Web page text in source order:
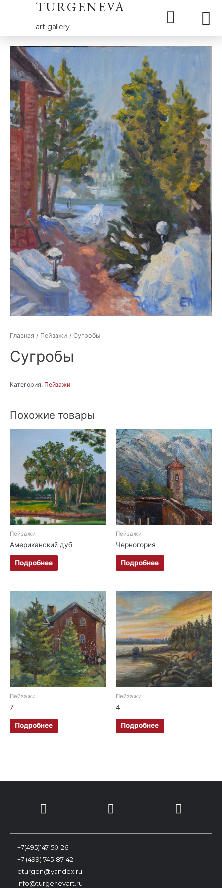
TURGENEVA
art gallery
Главная / Пейзажи / Сугробы
Сугробы
Категория: Пейзажи
Похожие товары
Пейзажи
Американский дуб
Подробнее
Пейзажи
Черногория
Подробнее
Пейзажи
7
Подробнее
Пейзажи
4
Подробнее
+7(495)147-50-26
+7 (499) 745-87-42
eturgen@yandex.ru
info@turgenevart.ru